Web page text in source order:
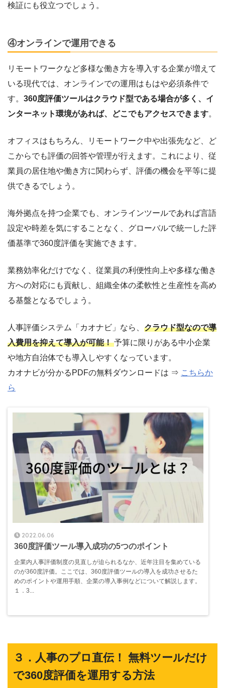
検証にも役立つでしょう。
④オンラインで運用できる
リモートワークなど多様な働き方を導入する企業が増えて
いる現代では、オンラインでの運用はもはや必須条件で
す。 360度評価ツールはクラウド型である場合が多く、イ
ンターネット環境があれば、どこでもアクセスできます。
オフィスはもちろん、リモートワーク中や出張先など、ど
こからでも評価の回答や管理が行えます。これにより、従
業員の居住地や働き方に関わらず、評価の機会を平等に提
供できるでしょう。
海外拠点を持つ企業でも、オンラインツールであれば言語
設定や時差を気にすることなく、グローバルで統一した評
価基準で360度評価を実施できます。
業務効率化だけでなく、従業員の利便性向上や多様な働き
方への対応にも貢献し、組織全体の柔軟性と生産性を高め
る基盤となるでしょう。
人事評価システム「カオナビ」なら、 クラウド型なので導
入費用を抑えて導入が可能！予算に限りがある中小企業
や地方自治体でも導入しやすくなっています。
カオナビが分かるPDFの無料ダウンロードは ⇒ こちらか
ら
2022.06.06
360度評価ツール導入成功の5つのポイント
企業内人事評価制度の見直しが迫られるなか、近年注目を集めている
のが360度評価。ここでは、360度評価ツールの導入を成功させるた
めのポイントや運用手順、企業の導入事例などについて解説します。
１．3...
３．人事のプロ直伝！ 無料ツールだけ
で360度評価を運用する方法